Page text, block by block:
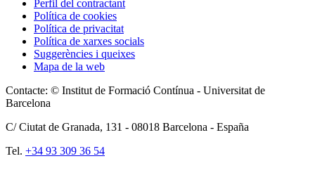
Perfil del contractant
Política de cookies
Política de privacitat
Política de xarxes socials
Suggerències i queixes
Mapa de la web
Contacte: © Institut de Formació Contínua - Universitat de
Barcelona
C/ Ciutat de Granada, 131 - 08018 Barcelona - España
Tel. +34 93 309 36 54